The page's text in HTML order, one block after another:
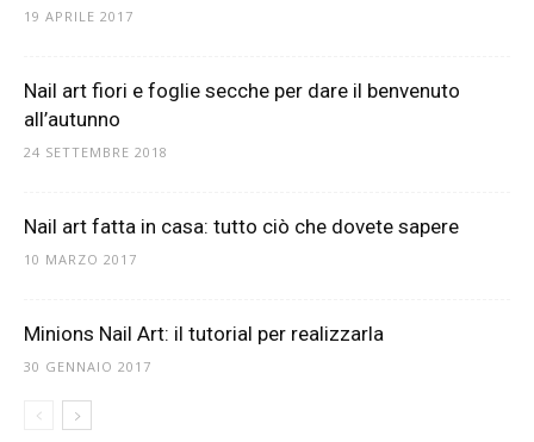
19 APRILE 2017
Nail art fiori e foglie secche per dare il benvenuto
all’autunno
24 SETTEMBRE 2018
Nail art fatta in casa: tutto ciò che dovete sapere
10 MARZO 2017
Minions Nail Art: il tutorial per realizzarla
30 GENNAIO 2017